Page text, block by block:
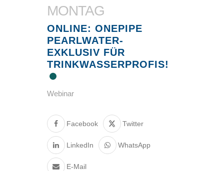
MONTAG
ONLINE: ONEPIPE
PEARLWATER-
EXKLUSIV FÜR
TRINKWASSERPROFIS!
Webinar
Facebook Twitter
LinkedIn WhatsApp
E-Mail